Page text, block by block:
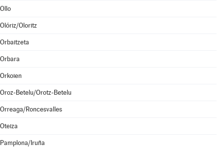
Ollo
Olóriz/Oloritz
Orbaitzeta
Orbara
Orkoien
Oroz-Betelu/Orotz-Betelu
Orreaga/Roncesvalles
Oteiza
Pamplona/Iruña